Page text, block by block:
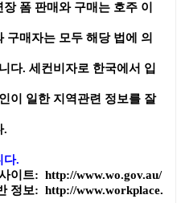
판매와 구매는 호주 이
자는 모두 해당 법에 의
. 세컨비자로 한국에서 입
일한 지역관련 정보를 잘
.
.
이트: http://www.wo.gov.au/
정보: http://www.workplace.